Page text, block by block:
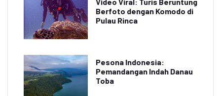
Berfoto dengan Komodo di
Pulau Rinca
Pesona Indonesia:
Pemandangan Indah Danau
Toba